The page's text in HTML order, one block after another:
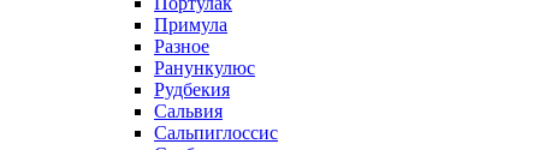
Примула
Разное
Ранункулюс
Рудбекия
Сальвия
Сальпиглоссис